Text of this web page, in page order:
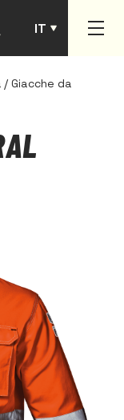
IT
PT
/Giacche da